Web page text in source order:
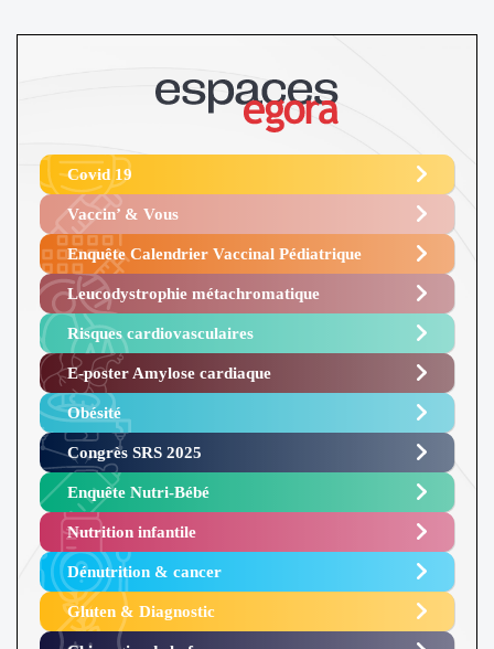
Covid 19
Vaccin’ & Vous
Enquête Calendrier Vaccinal Pédiatrique
Leucodystrophie métachromatique
Risques cardiovasculaires
E-poster Amylose cardiaque ​
Obésité ​
Congrès SRS 2025 ​
Enquête Nutri-Bébé ​
Nutrition infantile
Dénutrition & cancer
Gluten & Diagnostic